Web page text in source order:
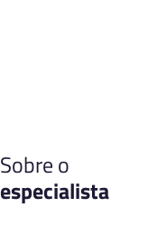
Sobre o
especialista